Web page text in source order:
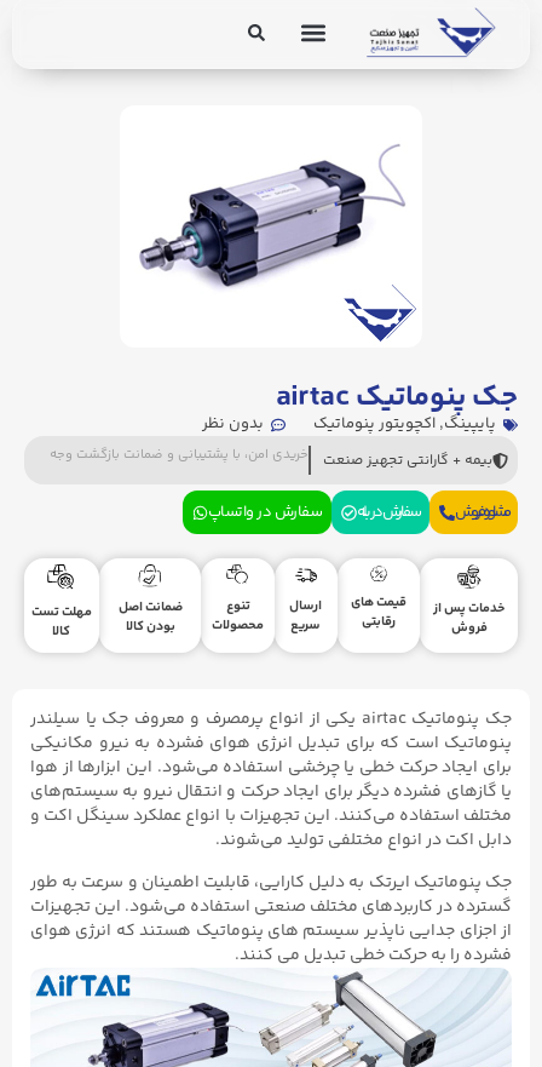
جک پنوماتیک airtac
پایپینگ,اکچویتور پنوماتیک بدون نظر
بیمه + گارانتی تجهیز صنعت خریدی امن، با پشتیبانی و ضمانت بازگشت وجه
مشاوره فروش سفارش در بله سفارش در واتساپ
خدمات پس از
فروش
قیمت های
رقابتی
ارسال
سریع
تنوع
محصولات
ضمانت اصل
بودن کالا
مهلت تست
جک پنوماتیک airtac یکی از انواع پرمصرف و معروف جک یا سیلندر
پنوماتیک است که برای تبدیل انرژی هوای فشرده به نیرو مکانیکی
برای ایجاد حرکت خطی یا چرخشی استفاده می‌شود. این ابزارها از هوا
یا گازهای فشرده دیگر برای ایجاد حرکت و انتقال نیرو به سیستم‌های
مختلف استفاده می‌کنند. این تجهیزات با انواع عملکرد سینگل اکت و
دابل اکت در انواع مختلفی تولید می‌شوند.
جک پنوماتیک ایرتک به دلیل کارایی، قابلیت اطمینان و سرعت به طور
گسترده در کاربردهای مختلف صنعتی استفاده می‌شود. این تجهیزات
از اجزای جدایی ناپذیر سیستم‌ های پنوماتیک هستند که انرژی هوای
فشرده را به حرکت خطی تبدیل می‌ کنند.